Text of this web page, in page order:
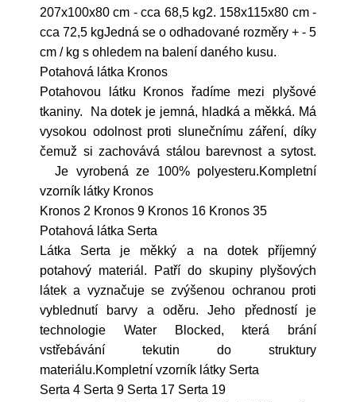
207x100x80 cm - cca 68,5 kg2. 158x115x80 cm -
cca 72,5 kgJedná se o odhadované rozměry + - 5
cm / kg s ohledem na balení daného kusu.
Potahová látka Kronos
Potahovou látku Kronos řadíme mezi plyšové
tkaniny. Na dotek je jemná, hladká a měkká. Má
vysokou odolnost proti slunečnímu záření, díky
čemuž si zachovává stálou barevnost a sytost.
Je vyrobená ze 100% polyesteru.Kompletní
vzorník látky Kronos
Kronos 2 Kronos 9 Kronos 16 Kronos 35
Potahová látka Serta
Látka Serta je měkký a na dotek příjemný
potahový materiál. Patří do skupiny plyšových
látek a vyznačuje se zvýšenou ochranou proti
vyblednutí barvy a oděru. Jeho předností je
technologie Water Blocked, která brání
vstřebávání tekutin do struktury
materiálu.Kompletní vzorník látky Serta
Serta 4 Serta 9 Serta 17 Serta 19